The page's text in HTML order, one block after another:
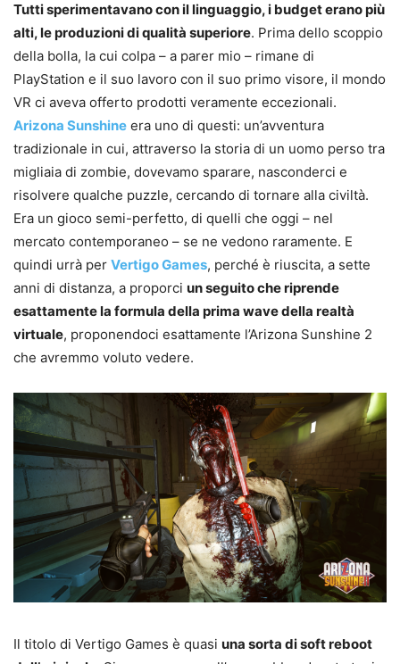
Tutti sperimentavano con il linguaggio, i budget erano più
alti, le produzioni di qualità superiore. Prima dello scoppio
della bolla, la cui colpa – a parer mio – rimane di
PlayStation e il suo lavoro con il suo primo visore, il mondo
VR ci aveva offerto prodotti veramente eccezionali.
Arizona Sunshine era uno di questi: un’avventura
tradizionale in cui, attraverso la storia di un uomo perso tra
migliaia di zombie, dovevamo sparare, nasconderci e
risolvere qualche puzzle, cercando di tornare alla civiltà.
Era un gioco semi-perfetto, di quelli che oggi – nel
mercato contemporaneo – se ne vedono raramente. E
quindi urrà per Vertigo Games, perché è riuscita, a sette
anni di distanza, a proporci un seguito che riprende
esattamente la formula della prima wave della realtà
virtuale, proponendoci esattamente l’Arizona Sunshine 2
che avremmo voluto vedere.
Il titolo di Vertigo Games è quasi una sorta di soft reboot